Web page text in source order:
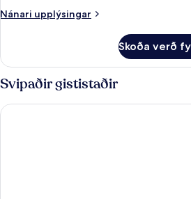
stórt
með
svefnsófa
Nánari upplýsingar
Nánari
herbergi
-
1
stórt
tvíbreitt
Skoða verð
Svipaðir gististaðir
Hampton by Hilton Frankfurt Airport